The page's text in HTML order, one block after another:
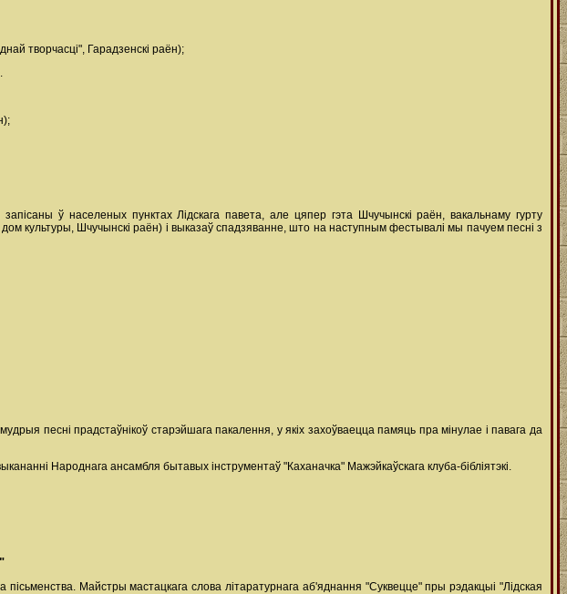
творчасці", Гарадзенскі раён);
ў населеных пунктах Лідскага павета, але цяпер гэта Шчучынскі раён, вакальнаму гурту
культуры, Шчучынскі раён) і выказаў спадзяванне, што на наступным фестывалі мы пачуем песні з
песні прадстаўнікоў старэйшага пакалення, у якіх захоўваецца памяць пра мінулае і павага да
Народнага ансамбля бытавых інструментаў "Каханачка" Мажэйкаўскага клуба-бібліятэкі.
пісьменства. Майстры мастацкага слова літаратурнага аб'яднання "Суквецце" пры рэдакцыі "Лідская